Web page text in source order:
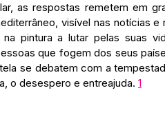
as respostas remetem em
visível nas notícias
pintura a lutar pelas suas
que fogem dos seus
se debatem com a
o desespero e entreajuda. 1